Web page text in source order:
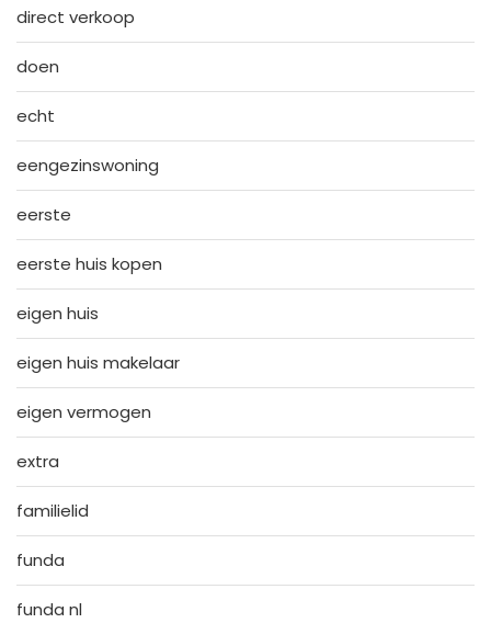
direct verkoop
doen
echt
eengezinswoning
eerste
eerste huis kopen
eigen huis
eigen huis makelaar
eigen vermogen
extra
familielid
funda
funda nl